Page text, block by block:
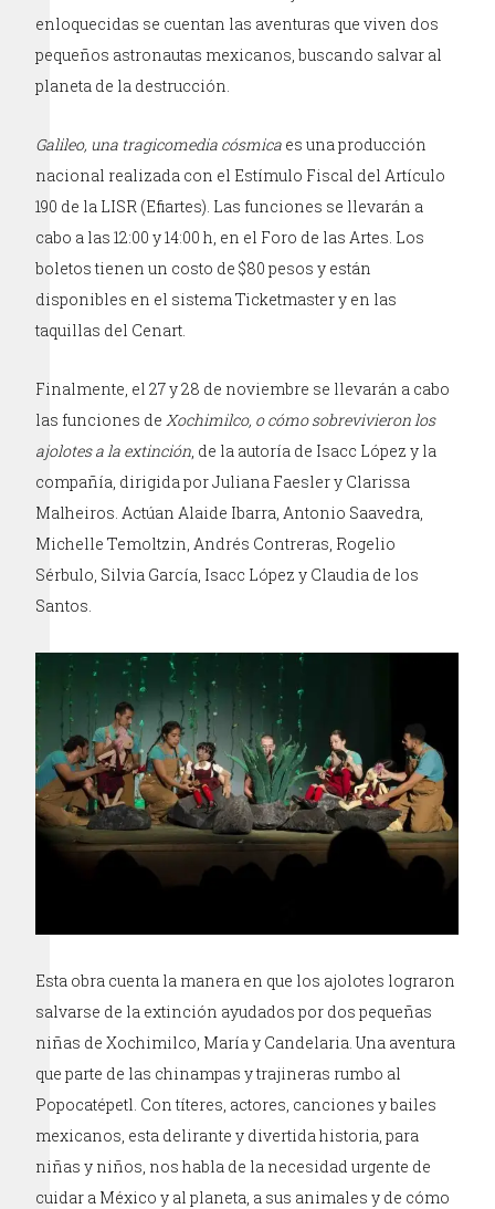
enloquecidas se cuentan las aventuras que viven dos
pequeños astronautas mexicanos, buscando salvar al
planeta de la destrucción.
Galileo, una tragicomedia cósmica es una producción
nacional realizada con el Estímulo Fiscal del Artículo
190 de la LISR (Efiartes). Las funciones se llevarán a
cabo a las 12:00 y 14:00 h, en el Foro de las Artes. Los
boletos tienen un costo de $80 pesos y están
disponibles en el sistema Ticketmaster y en las
taquillas del Cenart.
Finalmente, el 27 y 28 de noviembre se llevarán a cabo
las funciones de Xochimilco, o cómo sobrevivieron los
ajolotes a la extinción , de la autoría de Isacc López y la
compañía, dirigida por Juliana Faesler y Clarissa
Malheiros. Actúan Alaide Ibarra, Antonio Saavedra,
Michelle Temoltzin, Andrés Contreras, Rogelio
Sérbulo, Silvia García, Isacc López y Claudia de los
Santos.
Esta obra cuenta la manera en que los ajolotes lograron
salvarse de la extinción ayudados por dos pequeñas
niñas de Xochimilco, María y Candelaria. Una aventura
que parte de las chinampas y trajineras rumbo al
Popocatépetl. Con títeres, actores, canciones y bailes
mexicanos, esta delirante y divertida historia, para
niñas y niños, nos habla de la necesidad urgente de
cuidar a México y al planeta, a sus animales y de cómo